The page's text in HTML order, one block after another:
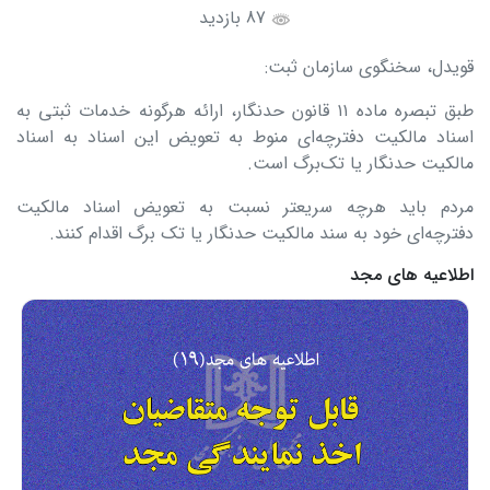
قویدل، سخنگوی سازمان ثبت:
طبق تبصره ماده ۱۱ قانون حدنگار، ارائه هرگونه خدمات ثبتی به
اسناد مالکیت دفترچه‌ای منوط به تعویض این اسناد به اسناد
مالکیت حدنگار یا تک‌برگ است.
مردم باید هرچه سریعتر نسبت به تعویض اسناد مالکیت
دفترچه‌ای خود به سند مالکیت حدنگار یا تک برگ اقدام کنند.
اطلاعیه های مجد